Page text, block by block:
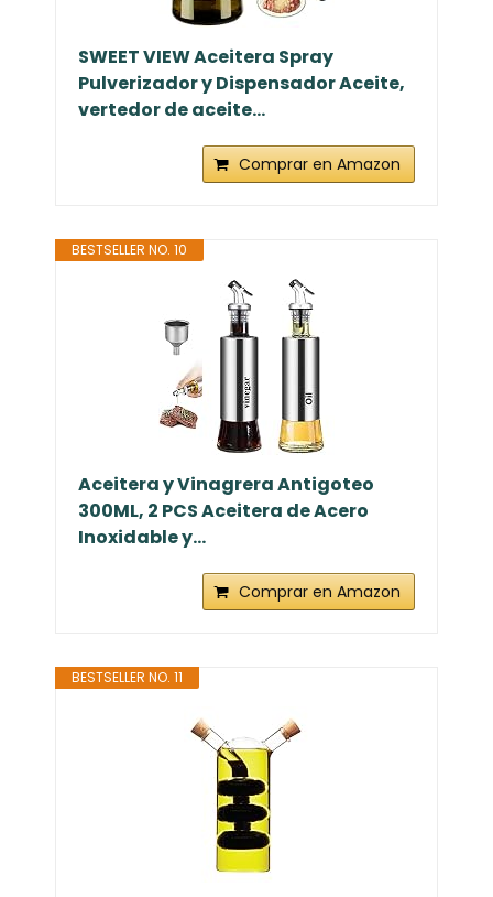
SWEET VIEW Aceitera Spray
Pulverizador y Dispensador Aceite,
vertedor de aceite...
Comprar en Amazon
BESTSELLER NO. 10
Aceitera y Vinagrera Antigoteo
300ML, 2 PCS Aceitera de Acero
Inoxidable y...
Comprar en Amazon
BESTSELLER NO. 11